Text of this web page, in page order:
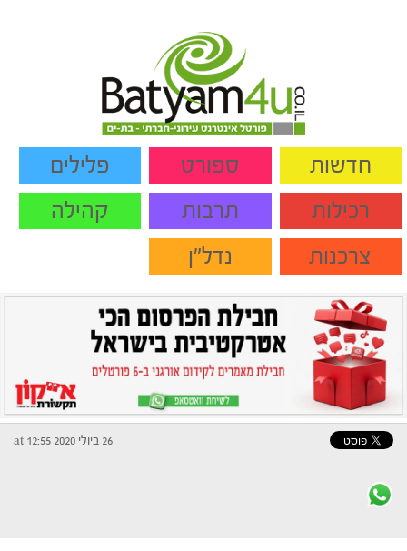
חדשות ספורט
פלילים
רכילות
תרבות
קהילה
צרכנות
נדל"ן
26 ביולי 2020 at 12:55